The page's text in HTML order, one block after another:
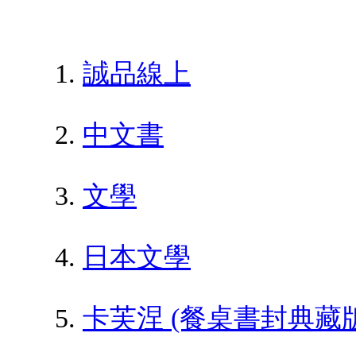
誠品線上
中文書
文學
日本文學
卡芙涅 (餐桌書封典藏